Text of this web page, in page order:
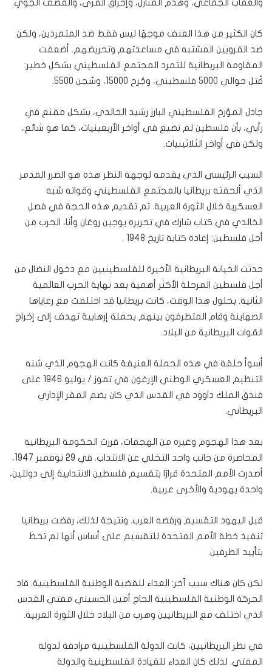
والعقاب الجماعي، وهدم المنازل، وإحراق القرى، والقصف الجوي.
كان الكثير من هذا العنف موجهًا ليس فقط ضد المتمردين، ولكن
ضد القرويين المشتبه في مساعدتهم وتحريضهم. أضعفت
المقاومة البريطانية للتمرد المجتمع الفلسطيني بشكل خطير:
قُتل حوالي 5000 فلسطيني، وجُرح 15000، وسُجن 5500.
جادل المؤرخ الفلسطيني البارز رشيد الخالدي، بشكل مقنع في
رأيي، بأن فلسطين لم تضيع في أواخر الأربعينيات، كما هو شائع،
ولكن في أواخر الثلاثينيات.
السبب الرئيسي الذي يقدمه لوجهة النظر هذه هو الضرر المدمر
الذي ألحقته بريطانيا بالمجتمع الفلسطيني وقواته شبه
العسكرية خلال الثورة العربية. تم تقديم هذه الحجة في فصل
الخالدي في كتاب شارك في تحريره يوجين روغان وأنا، الحرب من
أجل فلسطين: إعادة كتابة تاريخ 1948 .
حدثت الخيانة البريطانية الأخيرة للفلسطينيين مع دخول النضال من
أجل فلسطين المرحلة الأكثر أهمية بعد نهاية الحرب العالمية
الثانية. بحلول هذا الوقت، كانت بريطانيا قد اختلفت مع رعاياها
الصهاينة وقام المتطرفون بينهم بحملة إرهابية تهدف إلى إخراج
القوات البريطانية من البلاد.
أسوأ حلقة في هذه الحملة العنيفة كانت الهجوم الذي شنه
التنظيم العسكري الوطني الإرغون في تموز / يوليو 1946 على
فندق الملك داوود في القدس الذي كان يضم المقر الإداري
البريطاني.
بعد هذا الهجوم وغيره من الهجمات، قررت الحكومة البريطانية
المحاصرة من جانب واحد التخلي عن الانتداب. في 29 نوفمبر 1947،
أصدرت الأمم المتحدة قرارًا بتقسيم فلسطين الانتدابية إلى دولتين،
واحدة يهودية والأخرى عربية.
قبل اليهود التقسيم ورفضه العرب. ونتيجة لذلك، رفضت بريطانيا
تنفيذ خطة الأمم المتحدة للتقسيم على أساس أنها لم تحظ
بتأييد الطرفين.
لكن كان هناك سبب آخر: العداء للقضية الوطنية الفلسطينية. قاد
الحركة الوطنية الفلسطينية الحاج أمين الحسيني مفتي القدس
الذي اختلف مع البريطانيين وهرب من البلاد خلال الثورة العربية.
في نظر البريطانيين، كانت الدولة الفلسطينية مرادفة لدولة
المفتي. لذلك كان العداء للقيادة الفلسطينية والدولة